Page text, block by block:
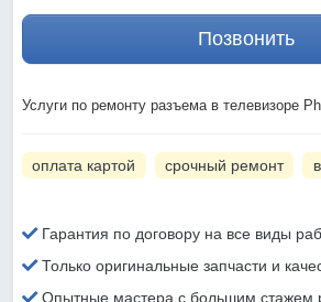
Позвонить
Услуги по ремонту разъема в телевизоре
оплата картой срочный ремонт
Гарантия по договору на все виды
Только оригинальные запчасти и
Опытные мастера с большим стажем